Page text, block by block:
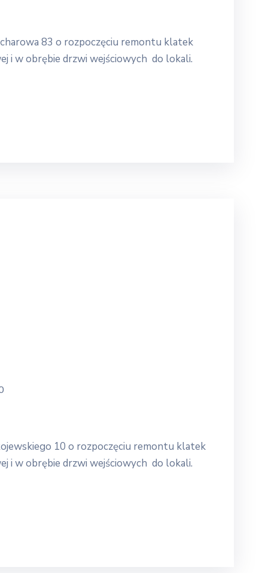
83 o rozpoczęciu remontu klatek
i w obrębie drzwi wejściowych do lokali.
10 o rozpoczęciu remontu klatek
i w obrębie drzwi wejściowych do lokali.